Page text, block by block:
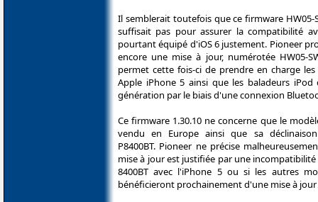
Il semblerait toutefois que ce firmware HW05-
suffisait pas pour assurer la compatibilité
pourtant équipé d'iOS 6 justement. Pioneer
encore une mise à jour, numérotée HW05-
permet cette fois-ci de prendre en charge
Apple iPhone 5 ainsi que les baladeurs iPod
génération par le biais d'une connexion
Ce firmware 1.30.10 ne concerne que le
vendu en Europe ainsi que sa déclinaison
P8400BT. Pioneer ne précise
mise à jour est justifiée par une
8400BT avec l'iPhone 5 ou si les autres
bénéficieront prochainement d'une mise à